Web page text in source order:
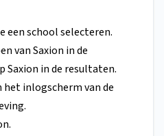
een school selecteren.
van Saxion in de
Saxion in de resultaten.
inlogscherm van de